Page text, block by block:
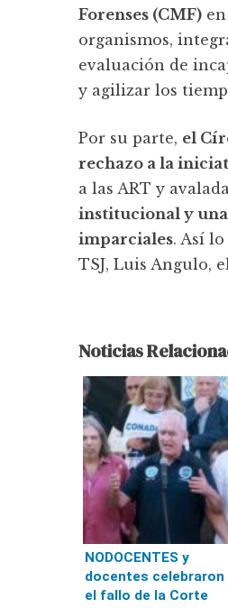
Forenses (CMF)
organismos,
evaluación de
y agilizar los
Por su parte, el
rechazo a la
a las ART y
institucional y una
imparciales. Así
TSJ, Luis Angulo,
Noticias
NODOCENTES y
docentes celebraron
el fallo de la Corte